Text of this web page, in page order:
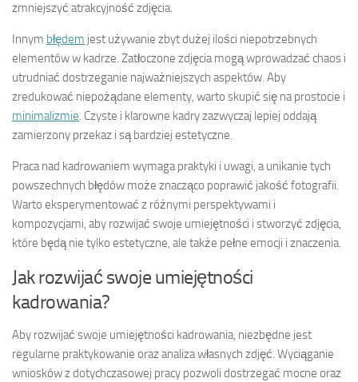
zmniejszyć atrakcyjność zdjęcia.
Innym błędem jest używanie zbyt dużej ilości niepotrzebnych
elementów w kadrze. Zatłoczone zdjęcia mogą wprowadzać chaos i
utrudniać dostrzeganie najważniejszych aspektów. Aby
zredukować niepożądane elementy, warto skupić się na prostocie i
minimalizmie. Czyste i klarowne kadry zazwyczaj lepiej oddają
zamierzony przekaz i są bardziej estetyczne.
Praca nad kadrowaniem wymaga praktyki i uwagi, a unikanie tych
powszechnych błędów może znacząco poprawić jakość fotografii.
Warto eksperymentować z różnymi perspektywami i
kompozycjami, aby rozwijać swoje umiejętności i stworzyć zdjęcia,
które będą nie tylko estetyczne, ale także pełne emocji i znaczenia.
Jak rozwijać swoje umiejętności
kadrowania?
Aby rozwijać swoje umiejętności kadrowania, niezbędne jest
regularne praktykowanie oraz analiza własnych zdjęć. Wyciąganie
wniosków z dotychczasowej pracy pozwoli dostrzegać mocne oraz